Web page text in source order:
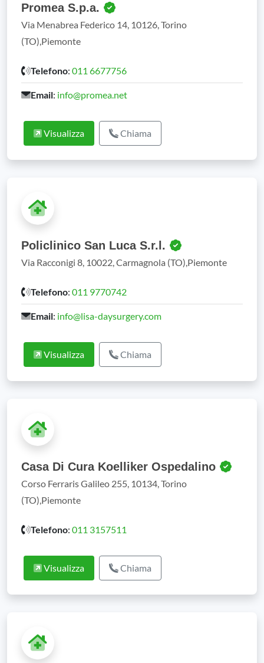
Promea S.p.a.
Via Menabrea Federico 14, 10126, Torino
(TO),Piemonte
Telefono: 011 6677756
Email: info@promea.net
Visualizza Chiama
Policlinico San Luca S.r.l.
Via Racconigi 8, 10022, Carmagnola (TO),Piemonte
Telefono: 011 9770742
Email: info@lisa-daysurgery.com
Visualizza Chiama
Casa Di Cura Koelliker Ospedalino
Corso Ferraris Galileo 255, 10134, Torino
(TO),Piemonte
Telefono: 011 3157511
Visualizza Chiama